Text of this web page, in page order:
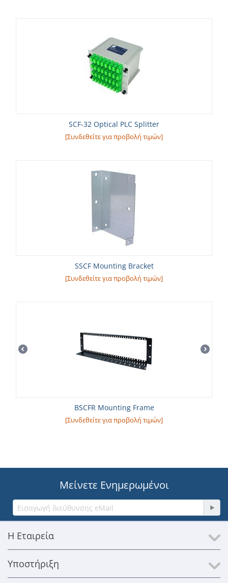
SCF-32 Optical PLC Splitter
[Συνδεθείτε για προβολή τιμών]
SSCF Μounting Βracket
[Συνδεθείτε για προβολή τιμών]
BSCFR Mounting Frame
[Συνδεθείτε για προβολή τιμών]
Μείνετε Ενημερωμένοι
Η Εταιρεία
Υποστήριξη